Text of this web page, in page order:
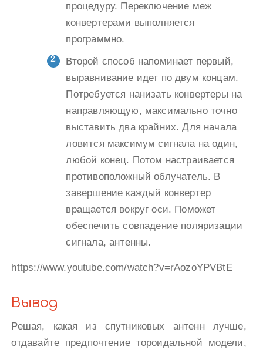
процедуру. Переключение меж
конвертерами выполняется
программно.
Второй способ напоминает первый,
выравнивание идет по двум концам.
Потребуется нанизать конвертеры на
направляющую, максимально точно
выставить два крайних. Для начала
ловится максимум сигнала на один,
любой конец. Потом настраивается
противоположный облучатель. В
завершение каждый конвертер
вращается вокруг оси. Поможет
обеспечить совпадение поляризации
сигнала, антенны.
https://www.youtube.com/watch?v=rAozoYPVBtE
Вывод
Решая, какая из спутниковых антенн лучше,
отдавайте предпочтение тороидальной модели,